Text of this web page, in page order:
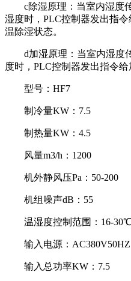
c除湿原理：当室内湿度传
湿度时，PLC控制器发出指
温除湿状态。
d加湿原理：当室内湿度
度时，PLC控制器发出指令
型号：HF7
制冷量KW：7.5
制热量KW：4.5
风量m3/h：1200
机外静风压Pa：50-200
机组噪声dB：55
温湿度控制范围：16-
输入电源：AC380V50HZ
输入总功率KW：7.5